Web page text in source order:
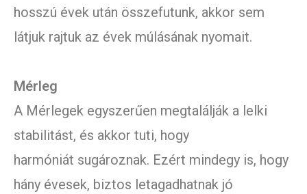
hosszú évek után összefutunk, akkor sem
látjuk rajtuk az évek múlásának nyomait.
Mérleg
A Mérlegek egyszerűen megtalálják a lelki
stabilitást, és akkor tuti, hogy
harmóniát sugároznak. Ezért mindegy is, hogy
hány évesek, biztos letagadhatnak jó